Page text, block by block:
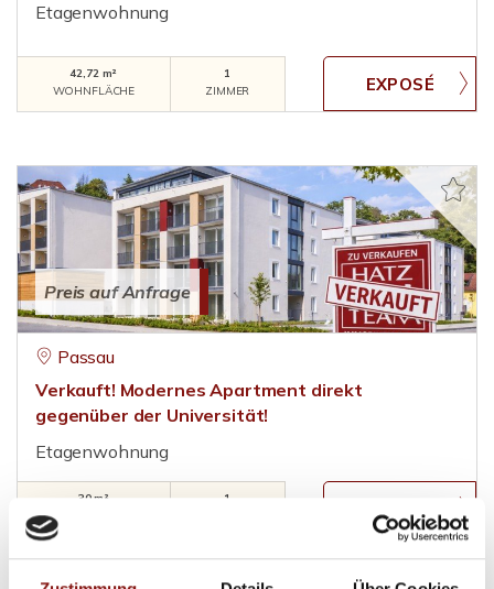
Etagenwohnung
42,72 m²
WOHNFLÄCHE
1
ZIMMER
Preis auf Anfrage
Passau
Verkauft! Modernes Apartment direkt
gegenüber der Universität!
Etagenwohnung
30 m²
WOHNFLÄCHE
1